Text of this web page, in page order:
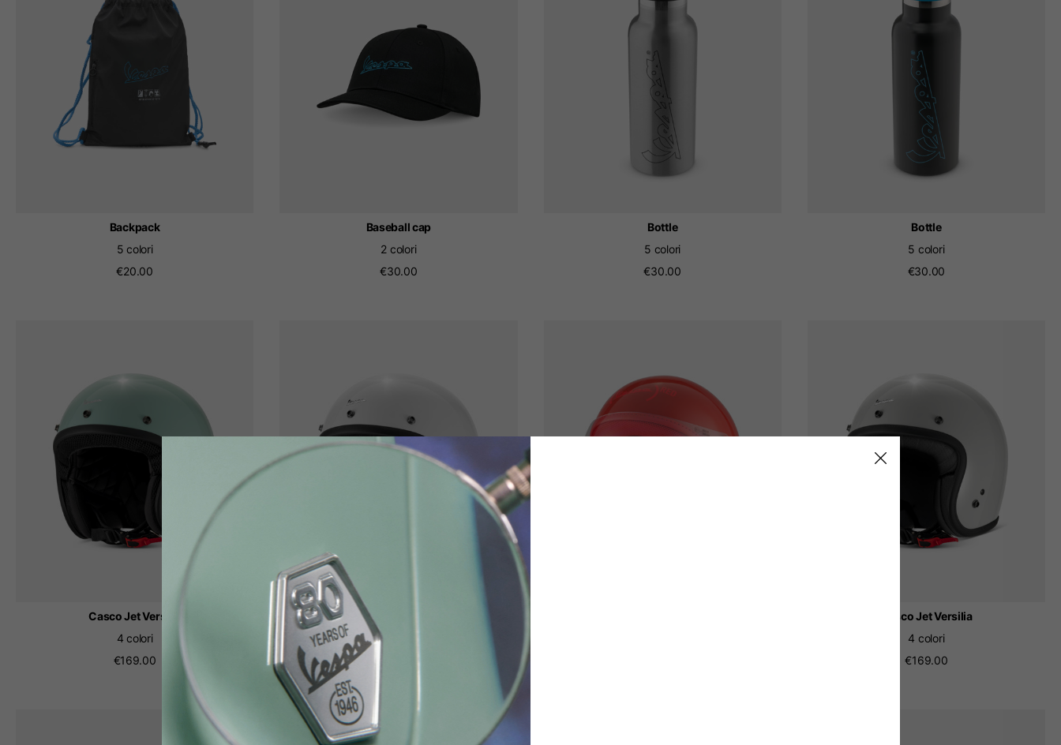
Backpack
5 colori
€20.00
Baseball cap
2 colori
€30.00
Bottle
5 colori
€30.00
Bottle
5 colori
€30.00
Casco Jet Versilia
4 colori
€169.00
Casco Jet Versilia
4 colori
Casco Jet Versilia
4 colori
€169.00